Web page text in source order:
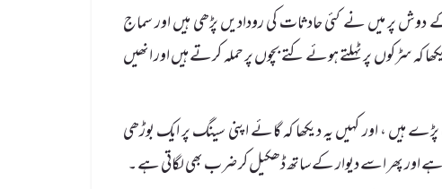
دوش پر میں نے کئی حادثات کی رودادیں پڑھی ہیں اور سماج
کہ سڑکوں پر ٹہلتے ہوئے کتے بچوں پر حملہ کرتے ہیں اور انھیں
ہیں ، اور کہیں یہ دیکھا کہ گائے اپنی سینگ پر ایک بوڑھی
اور پھر اسے دیوار کے ساتھ ڈھکیل کر ضرب بھی لگاتی ہے ۔